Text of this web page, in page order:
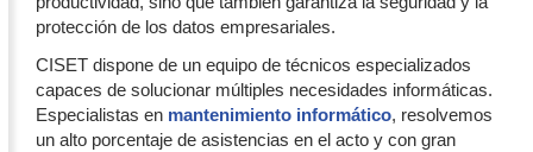
protección de los datos empresariales.
CISET dispone de un equipo de técnicos especializados
capaces de solucionar múltiples necesidades informáticas.
Especialistas en mantenimiento informático, resolvemos
un alto porcentaje de asistencias en el acto y con gran